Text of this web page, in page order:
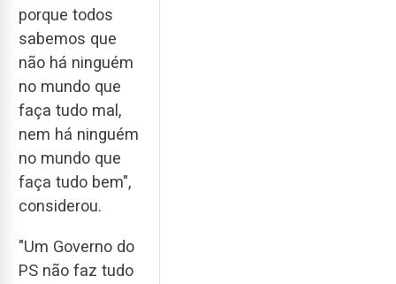
porque todos
sabemos que
não há ninguém
no mundo que
faça tudo mal,
nem há ninguém
no mundo que
faça tudo bem",
considerou.
"Um Governo do
PS não faz tudo